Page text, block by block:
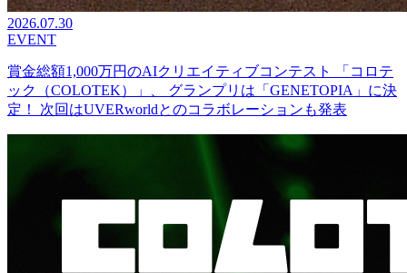
2026.07.30
EVENT
賞金総額1,000万円のAIクリエイティブコンテスト 「コロテ
ック（COLOTEK）」、 グランプリは「GENETOPIA」に決
定！ 次回はUVERworldとのコラボレーションも発表